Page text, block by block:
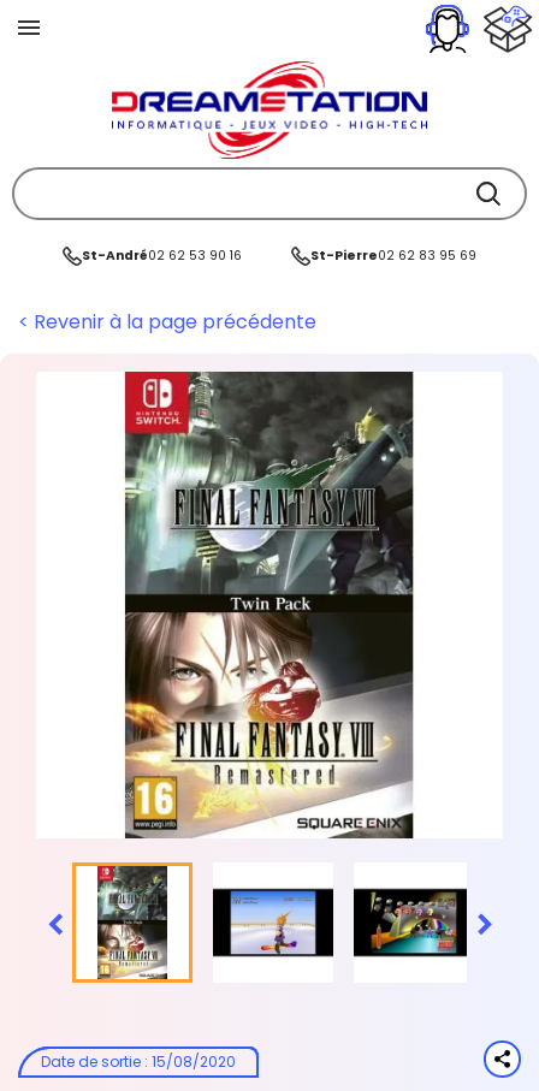
St-André02 62 53 90 16 St-Pierre02 62 83 95 69
< Revenir à la page précédente
 
Date de sortie : 15/08/2020